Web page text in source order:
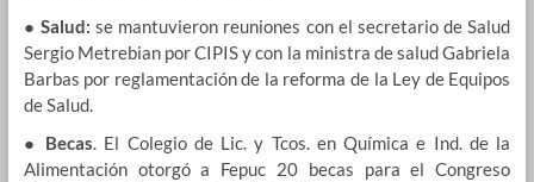
●Salud: se mantuvieron reuniones con el secretario de Salud
Sergio Metrebian por CIPIS y con la ministra de salud Gabriela
Barbas por reglamentación de la reforma de la Ley de Equipos
de Salud.
● Becas. El Colegio de Lic. y Tcos. en Química e Ind. de la
Alimentación otorgó a Fepuc 20 becas para el Congreso